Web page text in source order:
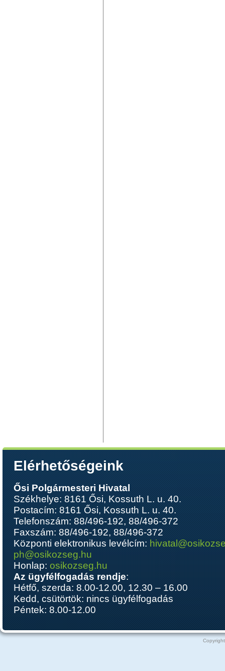
Elérhetőségeink
Ősi Polgármesteri Hivatal
Székhelye: 8161 Ősi, Kossuth L. u. 40.
Postacím: 8161 Ősi, Kossuth L. u. 40.
Telefonszám: 88/496-192, 88/496-372
Faxszám: 88/496-192, 88/496-372
Központi elektronikus levélcím:
ph@osikozseg.hu
Honlap:osikozseg.hu
Az ügyfélfogadás rendje:
Hétfő, szerda: 8.00-12.00, 12.30 – 16.00
Kedd, csütörtök: nincs ügyfélfogadás
Péntek: 8.00-12.00